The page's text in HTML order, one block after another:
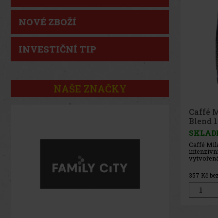
NOVÉ ZBOŽÍ
INVESTIČNÍ TIP
NAŠE ZNAČKY
Caffé
blend
Caffé
zrnková
přípravu
pečlivě
zrn
výsledky
357 Kč